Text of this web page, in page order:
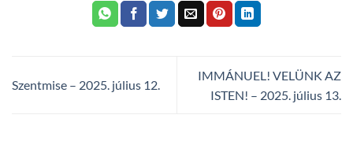
Szentmise – 2025. július 12.
IMMÁNUEL! VELÜNK AZ
ISTEN! – 2025. július 13.